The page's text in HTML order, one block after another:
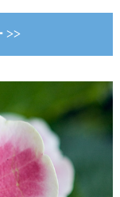
>>